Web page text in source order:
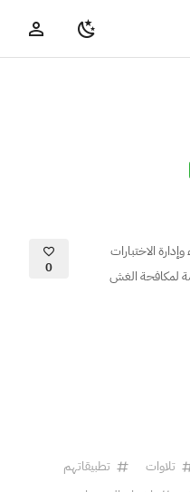
الاختبارات
لمكافحة الغش
0
تلاوات
تطبيقاتهم